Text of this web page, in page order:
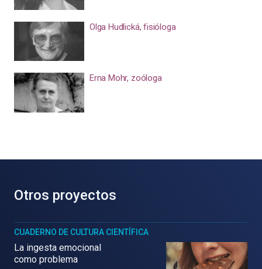
Olga Hudlická, fisióloga
Erna Mohr, zoóloga
Otros proyectos
CUADERNO DE CULTURA CIENTÍFICA
La ingesta emocional
como problema